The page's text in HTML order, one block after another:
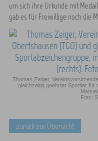
um sich ihre Urkunde mit
gab es für Freiwillige noch die
Thomas Zeiger,
gleichzeitig geehrter Sportler für
Foto:
zurück zur Übersicht